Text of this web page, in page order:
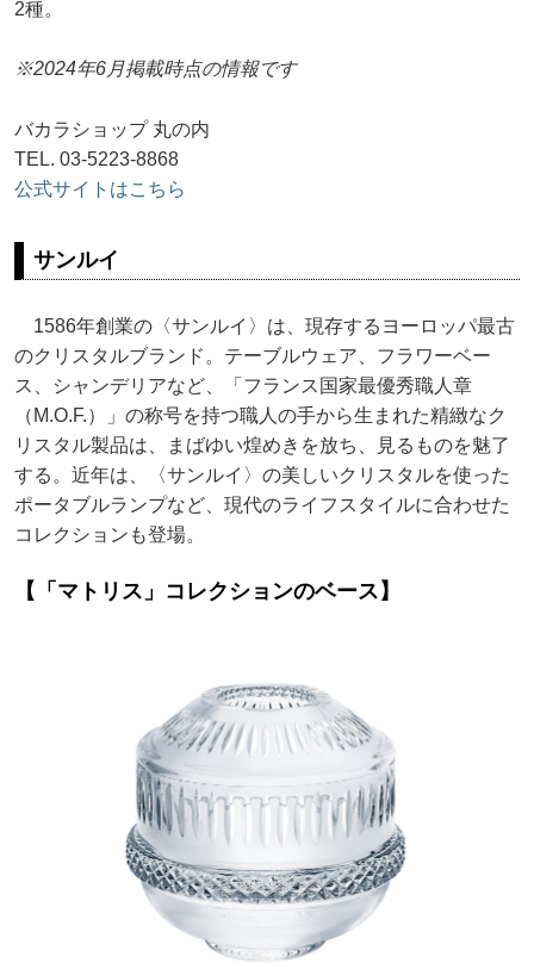
2種。
※2024年6月掲載時点の情報です
バカラショップ 丸の内
TEL. 03-5223-8868
公式サイトはこちら
サンルイ
1586年創業の〈サンルイ〉は、現存するヨーロッパ最古
のクリスタルブランド。テーブルウェア、フラワーベー
ス、シャンデリアなど、「フランス国家最優秀職人章
（M.O.F.）」の称号を持つ職人の手から生まれた精緻なク
リスタル製品は、まばゆい煌めきを放ち、見るものを魅了
する。近年は、〈サンルイ〉の美しいクリスタルを使った
ポータブルランプなど、現代のライフスタイルに合わせた
コレクションも登場。
【「マトリス」コレクションのベース】